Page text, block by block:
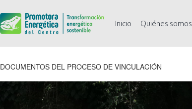
Inicio Quiénes somos
DOCUMENTOS DEL PROCESO DE VINCULACIÓN